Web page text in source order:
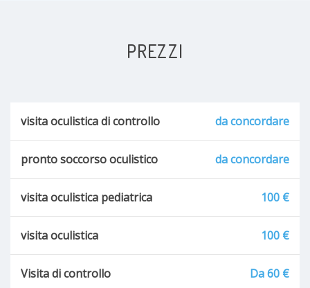
PREZZI
visita oculistica di controllo da concordare
pronto soccorso oculistico da concordare
visita oculistica pediatrica 100 €
visita oculistica 100 €
Visita di controllo Da 60 €